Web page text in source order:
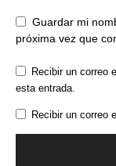
Guardar mi
próxima vez que
Recibir un correo
esta entrada.
Recibir un correo